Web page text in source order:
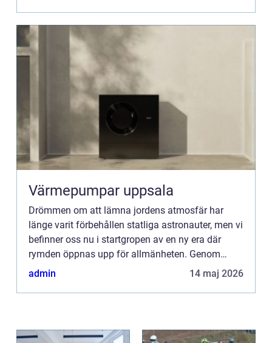
Värmepumpar uppsala
Drömmen om att lämna jordens atmosfär har
länge varit förbehållen statliga astronauter, men vi
befinner oss nu i startgropen av en ny era där
rymden öppnas upp för allmänheten. Genom
banbrytande tekn...
admin 14 maj 2026